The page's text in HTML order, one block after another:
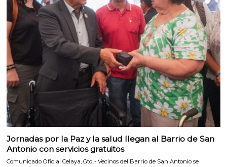
Jornadas por la Paz y la salud llegan al Barrio de San
Antonio con servicios gratuitos
Comunicado Oficial Celaya, Gto.,- Vecinos del Barrio de San Antonio se